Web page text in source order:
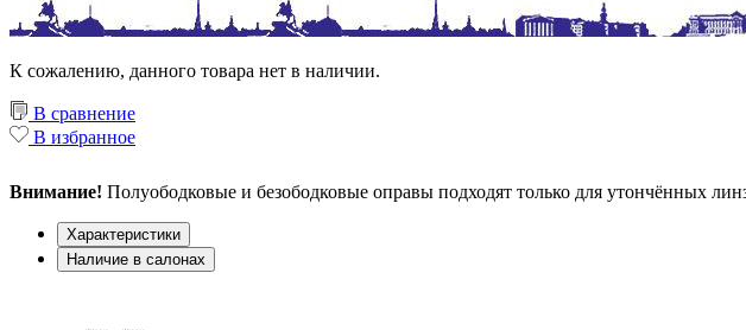
К сожалению, данного товара нет в наличии.
В сравнение
В избранное
Внимание! Полуободковые и безободковые оправы подходят только для утончённых
Характеристики
Наличие в салонах